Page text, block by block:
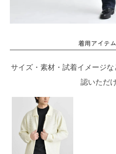
着用アイテ
サイズ・素材・試着イメージ
認いただ